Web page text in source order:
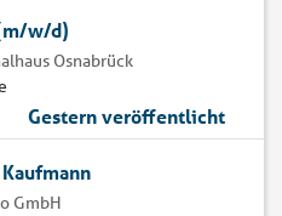
w/d)
Osnabrück
Gestern veröffentlicht
GmbH